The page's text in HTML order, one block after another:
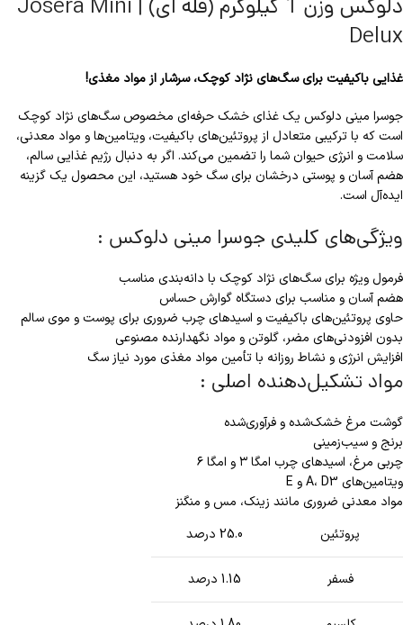
دلوکس وزن 1 کیلوگرم (فله ای) | Josera Mini
Delux
غذایی باکیفیت برای سگ‌های نژاد کوچک، سرشار از مواد مغذی!
جوسرا مینی دلوکس یک غذای خشک حرفه‌ای مخصوص سگ‌های نژاد کوچک
است که با ترکیبی متعادل از پروتئین‌های باکیفیت، ویتامین‌ها و مواد معدنی،
سلامت و انرژی حیوان شما را تضمین می‌کند. اگر به دنبال رژیم غذایی سالم،
هضم آسان و پوستی درخشان برای سگ خود هستید، این محصول یک گزینه
ایده‌آل است.
ویژگی‌های کلیدی جوسرا مینی دلوکس :
فرمول ویژه برای سگ‌های نژاد کوچک با دانه‌بندی مناسب
هضم آسان و مناسب برای دستگاه گوارش حساس
حاوی پروتئین‌های باکیفیت و اسیدهای چرب ضروری برای پوست و موی سالم
بدون افزودنی‌های مضر، گلوتن و مواد نگهدارنده مصنوعی
افزایش انرژی و نشاط روزانه با تأمین مواد مغذی مورد نیاز سگ
مواد تشکیل‌دهنده اصلی :
گوشت مرغ خشک‌شده و فرآوری‌شده
برنج و سیب‌زمینی
چربی مرغ، اسیدهای چرب امگا ۳ و امگا ۶
ویتامین‌های A، D3 و E
مواد معدنی ضروری مانند زینک، مس و منگنز
پروتئین
25.0 درصد
فسفر 1.15 درصد